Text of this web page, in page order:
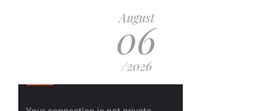
August
06
/2026